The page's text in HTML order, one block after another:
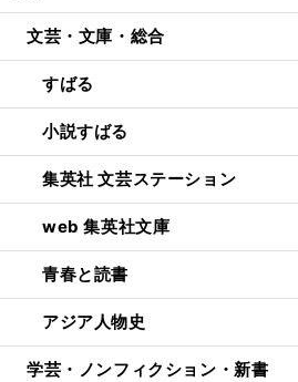
文芸・文庫・総合
すばる
小説すばる
集英社 文芸ステーション
web 集英社文庫
青春と読書
アジア人物史
学芸・ノンフィクション・新書